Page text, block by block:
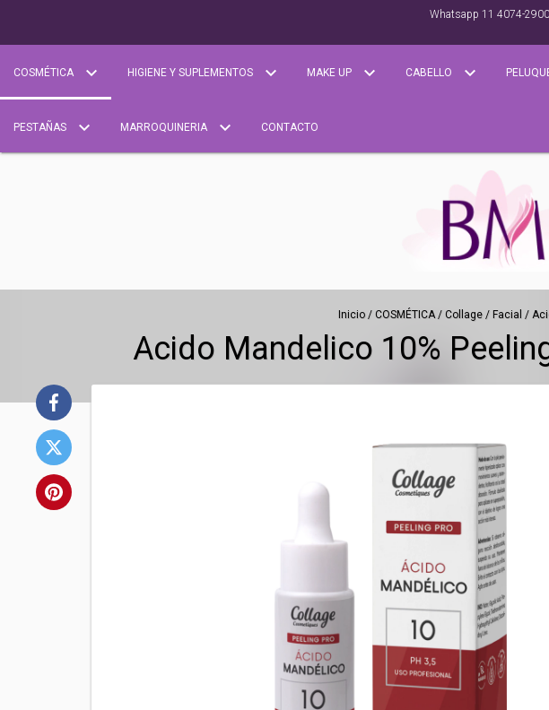
Whatsapp 11 4074-
COSMÉTICA HIGIENE Y SUPLEMENTOS MAKE UP CABELLO
PESTAÑAS MARROQUINERIA CONTACTO
Inicio / COSMÉTICA / Collage / Facial /
Acido Mandelico 10%